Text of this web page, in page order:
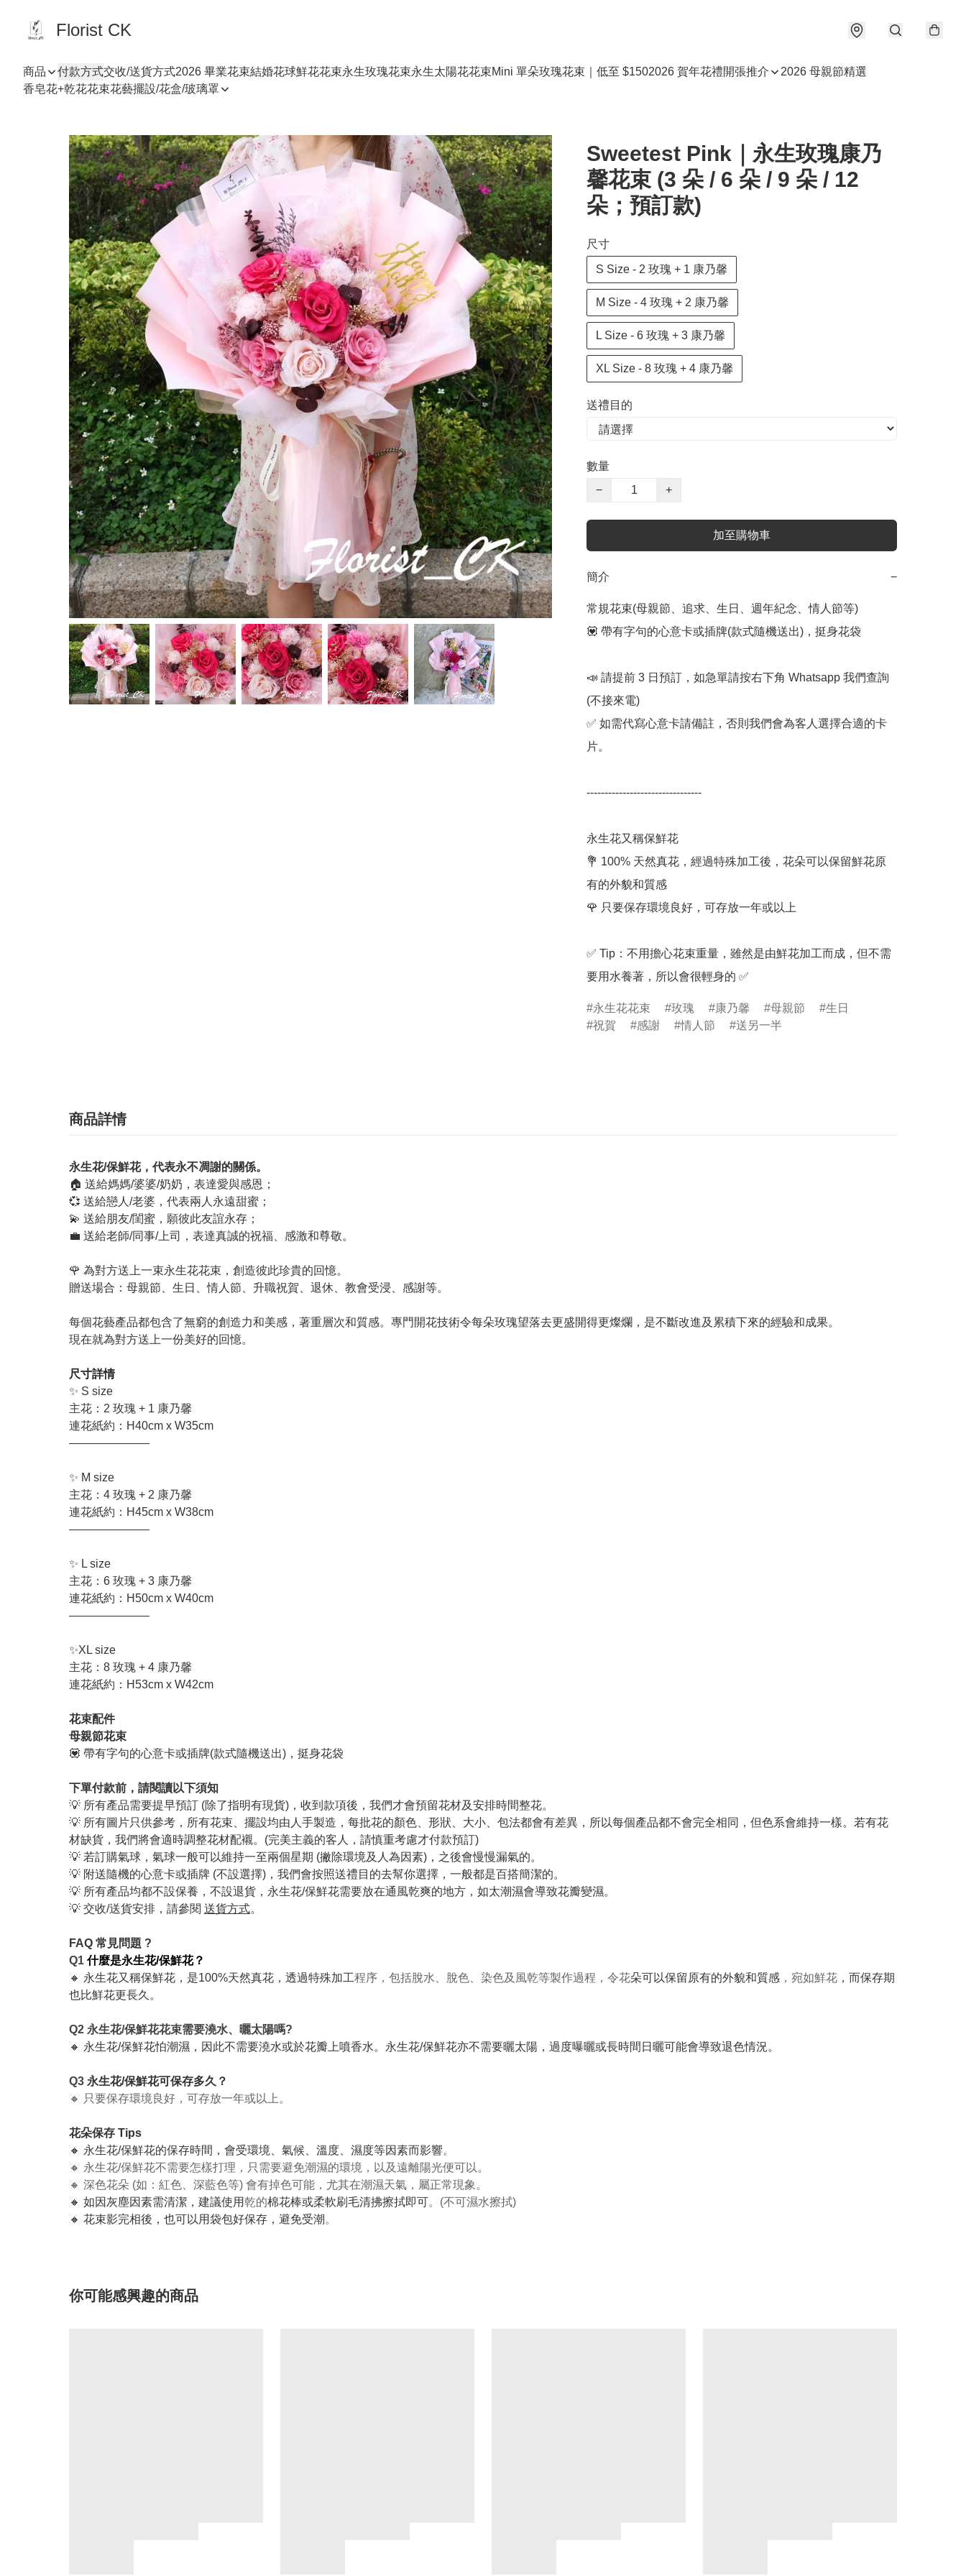
Florist CK
商品 付款方式交收/送貨方式2026 畢業花束結婚花球鮮花花束永生玫瑰花束永生太陽花花束Mini 單朵玫瑰花束｜低至 $1502026 賀年花禮開張推介
2026 母親節精選
香皂花+乾花花束花藝擺設/花盒/玻璃罩
Sweetest Pink｜永生玫瑰康乃
馨花束 (3 朵 / 6 朵 / 9 朵 / 12
朵；預訂款)
尺寸
S Size - 2 玫瑰 + 1 康乃馨
M Size - 4 玫瑰 + 2 康乃馨
L Size - 6 玫瑰 + 3 康乃馨
XL Size - 8 玫瑰 + 4 康乃馨
送禮目的
數量
−
+
加至購物車
簡介 −
常規花束(母親節、追求、生日、週年紀念、情人節等)
💟 帶有字句的心意卡或插牌(款式隨機送出)，挺身花袋
📣 請提前 3 日預訂，如急單請按右下角 Whatsapp 我們查詢
(不接來電)
✅ 如需代寫心意卡請備註，否則我們會為客人選擇合適的卡
片。
--------------------------------
永生花又稱保鮮花
💐 100% 天然真花，經過特殊加工後，花朵可以保留鮮花原
有的外貌和質感
🌹 只要保存環境良好，可存放一年或以上
✅ Tip：不用擔心花束重量，雖然是由鮮花加工而成，但不需
要用水養著，所以會很輕身的 ✅
永生花花束 玫瑰 康乃馨 母親節
生日
祝賀
感謝 情人節 送另一半
商品詳情
永生花/保鮮花，代表永不凋謝的關係。
🏠 送給媽媽/婆婆/奶奶，表達愛與感恩；
💞 送給戀人/老婆，代表兩人永遠甜蜜；
💫 送給朋友/閨蜜，願彼此友誼永存；
💼 送給老師/同事/上司，表達真誠的祝福、感激和尊敬。
🌹 為對方送上一束永生花花束，創造彼此珍貴的回憶。
贈送場合：母親節、生日、情人節、升職祝賀、退休、教會受浸、感謝等。
每個花藝產品都包含了無窮的創造力和美感，著重層次和質感。專門開花技術令每朵玫瑰望落去更盛開得更燦爛，是不斷改進及累積下來的經驗和成果。
現在就為對方送上一份美好的回憶。
尺寸詳情
✨ S size
主花：2 玫瑰 + 1 康乃馨
連花紙約：H40cm x W35cm
———————
✨ M size
主花：4 玫瑰 + 2 康乃馨
連花紙約：H45cm x W38cm
———————
✨ L size
主花：6 玫瑰 + 3 康乃馨
連花紙約：H50cm x W40cm
———————
✨XL size
主花：8 玫瑰 + 4 康乃馨
連花紙約：H53cm x W42cm
花束配件
母親節花束
💟 帶有字句的心意卡或插牌(款式隨機送出)，挺身花袋
下單付款前，請閱讀以下須知
💡 所有產品需要提早預訂 (除了指明有現貨)，收到款項後，我們才會預留花材及安排時間整花。
💡 所有圖片只供參考，所有花束、擺設均由人手製造，每批花的顏色、形狀、大小、包法都會有差異，所以每個產品都不會完全相同，但色系會維持一樣。若有花
材缺貨，我們將會適時調整花材配襯。(完美主義的客人，請慎重考慮才付款預訂)
💡 若訂購氣球，氣球一般可以維持一至兩個星期 (撇除環境及人為因素)，之後會慢慢漏氣的。
💡 附送隨機的心意卡或插牌 (不設選擇)，我們會按照送禮目的去幫你選擇，一般都是百搭簡潔的。
💡 所有產品均都不設保養，不設退貨，永生花/保鮮花需要放在通風乾爽的地方，如太潮濕會導致花瓣變濕。
💡 交收/送貨安排，請參閱 送貨方式。
FAQ 常見問題 ?
Q1 什麼是永生花/保鮮花？
🔸 永生花又稱保鮮花，是100%天然真花，透過特殊加工程序，包括脫水、脫色、染色及風乾等製作過程，令花朵可以保留原有的外貌和質感 ，宛如鮮花 ，而保存期
也比鮮花更長久。
Q2 永生花/保鮮花花束需要澆水、曬太陽嗎?
🔸 永生花/保鮮花怕潮濕，因此不需要澆水或於花瓣上噴香水。永生花/保鮮花亦不需要曬太陽，過度曝曬或長時間日曬可能會導致退色情況。
Q3 永生花/保鮮花可保存多久？
🔸 只要保存環境良好，可存放一年或以上。
花朵保存 Tips
🔸 永生花/保鮮花的保存時間，會受環境、氣候、溫度、濕度等因素而影響。
🔸 永生花/保鮮花不需要怎樣打理，只需要避免潮濕的環境，以及遠離陽光便可以。
🔸 深色花朵 (如：紅色、深藍色等) 會有掉色可能，尤其在潮濕天氣，屬正常現象。
🔸 如因灰塵因素需清潔，建議使用乾的棉花棒或柔軟刷毛清拂擦拭即可。(不可濕水擦拭)
🔸 花束影完相後，也可以用袋包好保存，避免受潮 。
你可能感興趣的商品